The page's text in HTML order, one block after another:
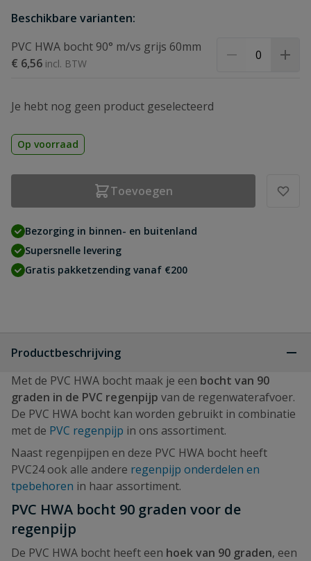
Beschikbare varianten:
PVC HWA bocht 90° m/vs grijs 60mm
€ 6,56
Je hebt nog geen product geselecteerd
Op voorraad
Toevoegen
Bezorging in binnen- en buitenland
Supersnelle levering
Gratis pakketzending vanaf €200
Productbeschrijving
Met de PVC HWA bocht maak je een bocht van 90
graden in de PVC regenpijp van de regenwaterafvoer.
De PVC HWA bocht kan worden gebruikt in combinatie
met de PVC regenpijp in ons assortiment.
Naast regenpijpen en deze PVC HWA bocht heeft
PVC24 ook alle andere regenpijp onderdelen en
tpebehoren in haar assortiment.
PVC HWA bocht 90 graden voor de
regenpijp
De PVC HWA bocht heeft een hoek van 90 graden, een